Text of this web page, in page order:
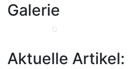
Galerie
Aktuelle Artikel: